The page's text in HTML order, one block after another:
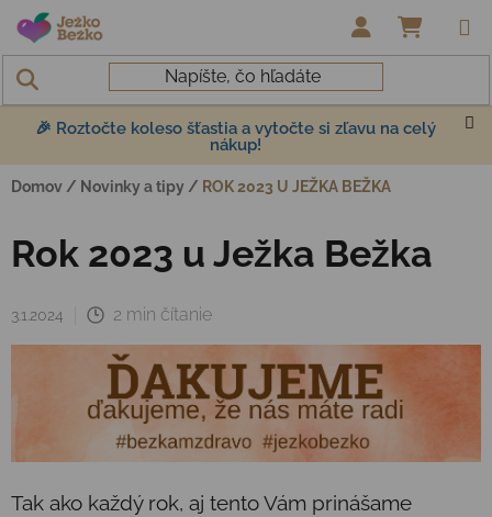
Prejsť na obsah
🎉 Roztočte koleso šťastia a vytočte si zľavu na celý
nákup!
Domov / Novinky a tipy / ROK 2023 U JEŽKA BEŽKA
Rok 2023 u Ježka Bežka
3.1.2024 2 min čítanie
Tak ako každý rok, aj tento Vám prinášame